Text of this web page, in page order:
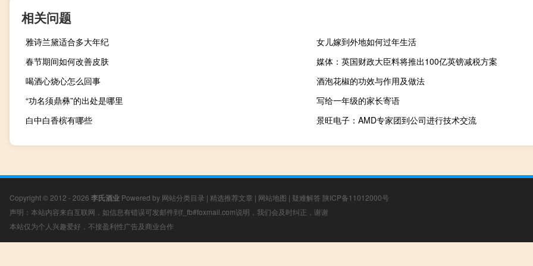
相关问题
雅诗兰黛适合多大年纪
女儿嫁到外地如何过年生活
春节期间如何改善皮肤
媒体：英国财政大臣料将推出100亿英镑减税方案
喝酒心烧心怎么回事
酒泡花椒的功效与作用及做法
“功名须鼎彝”的出处是哪里
写给一年级的家长寄语
白中白香槟有哪些
景旺电子：AMD专家团到公司进行技术交流
Copyright © 2012 - 2026 李氏酒业 Powered by 网站分类目录 | 精选推荐文章 | 网站地图 | 疑难解答 陕ICP备11012000号
声明：本站内容来自互联网，如信息有错误可发邮件到f_fb#foxmail.com说明，我们会及时纠正，谢谢
本站仅为个人兴趣爱好，不接盈利性广告及商业合作